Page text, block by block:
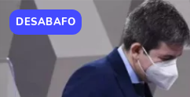
DESABAFO